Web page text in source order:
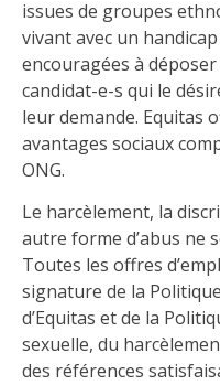
issues de groupes
vivant avec un
encouragées à
candidat-e-s qui le
leur demande. Equitas
avantages sociaux
ONG.
Le harcèlement, la
autre forme d’abus ne
Toutes les offres
signature de la
d’Equitas et de la
sexuelle, du
des références